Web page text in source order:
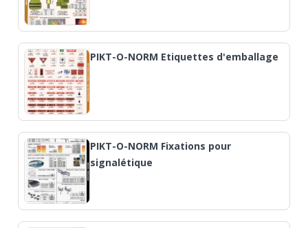
PIKT-O-NORM Etiquettes d'emballage
PIKT-O-NORM Fixations pour
signalétique